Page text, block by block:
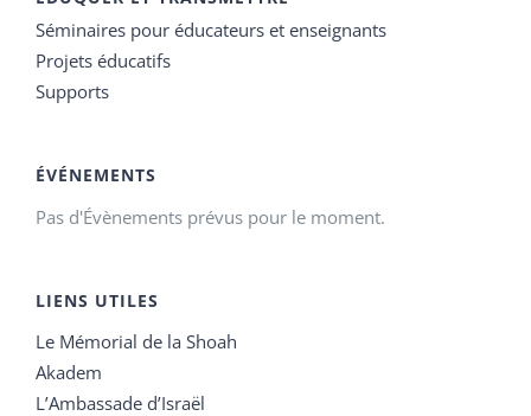
Séminaires pour éducateurs et enseignants
Projets éducatifs
Supports
ÉVÉNEMENTS
Pas d'Évènements prévus pour le moment.
LIENS UTILES
Le Mémorial de la Shoah
Akadem
L’Ambassade d’Israël